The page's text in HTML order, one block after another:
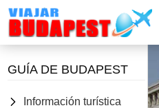
VIAJAR
BUDAPEST
lateral
secundaria
GUÍA DE BUDAPEST
Información turística